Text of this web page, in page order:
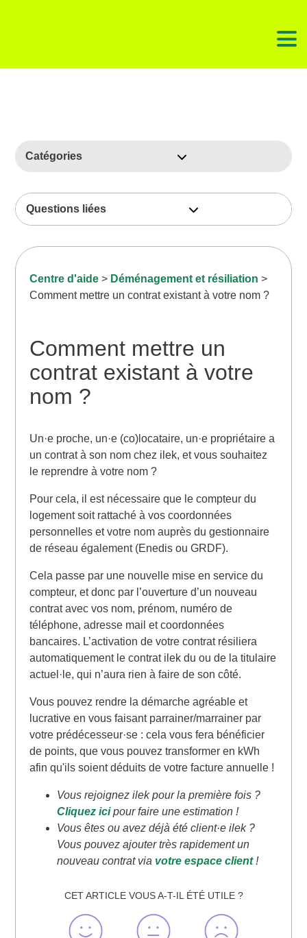
Catégories
Devenir client·e
Offres et options
Questions liées
Déménagement ilek : comment transférer mon
contrat d’énergie ?
décès du titulaire ?
Vous souhaitez résilier votre contrat de gaz car vous
déménagez
été respecté
Vous souhaitez résilier votre contrat d’électricité car
Vous souhaitez annuler votre contrat chez ilek
Centre d'aide ​ > ​ ​Déménagement et résiliation ​ > ​
Comment mettre un contrat existant à votre nom ?
Comment mettre un
contrat existant à votre
nom ?
Un·e proche, un·e (co)locataire, un·e propriétaire a
un contrat à son nom chez ilek, et vous souhaitez
le reprendre à votre nom ?
Pour cela, il est nécessaire que le compteur du
logement soit rattaché à vos coordonnées
personnelles et votre nom auprès du gestionnaire
de réseau également (Enedis ou GRDF).
Cela passe par une nouvelle mise en service du
compteur, et donc par l’ouverture d’un nouveau
contrat avec vos nom, prénom, numéro de
téléphone, adresse mail et coordonnées
bancaires. L’activation de votre contrat résiliera
automatiquement le contrat ilek du ou de la titulaire
actuel·le, qui n’aura rien à faire de son côté.
Vous pouvez rendre la démarche agréable et
lucrative en vous faisant parrainer/marrainer par
votre prédécesseur·se : cela vous fera bénéficier
de points, que vous pouvez transformer en kWh
afin qu'ils soient déduits de votre facture annuelle !
Vous rejoignez ilek pour la première fois ?
Cliquez ici pour faire une estimation !
Vous êtes ou avez déjà été client·e ilek ?
Vous pouvez ajouter très rapidement un
nouveau contrat via votre espace client!
CET ARTICLE VOUS A-T-IL ÉTÉ UTILE ?